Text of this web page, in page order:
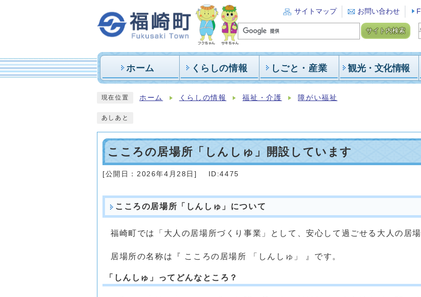
サイトマップ お問い合わせ
サイト内検索
ホーム くらしの情報 しごと・産業 観光・文化情報
現在位置 ホーム くらしの情報 福祉・介護 障がい福祉
あしあと
こころの居場所「しんしゅ」開設しています
[公開日： 2026年4月28日 ] ID:4475
こころの居場所「しんしゅ」について
福崎町では「大人の居場所づくり事業」として、安心して過ごせる大人の居
居場所の名称は『 こころの居場所 「しんしゅ」 』です。
「しんしゅ」ってどんなところ？